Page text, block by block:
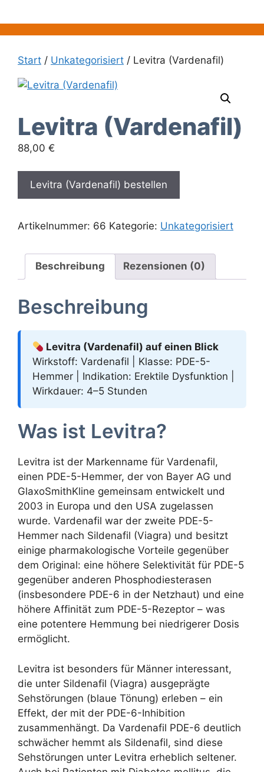
Inhalt
springen
Start / Unkategorisiert / Levitra (Vardenafil)
Levitra (Vardenafil)
88,00 €
Levitra (Vardenafil) bestellen
Artikelnummer: 66 Kategorie: Unkategorisiert
Beschreibung Rezensionen (0)
Beschreibung
Levitra (Vardenafil) auf einen Blick
Wirkstoff: Vardenafil | Klasse: PDE-5-
Hemmer | Indikation: Erektile Dysfunktion |
Wirkdauer: 4–5 Stunden
Was ist Levitra?
Levitra ist der Markenname für Vardenafil,
einen PDE-5-Hemmer, der von Bayer AG und
GlaxoSmithKline gemeinsam entwickelt und
2003 in Europa und den USA zugelassen
wurde. Vardenafil war der zweite PDE-5-
Hemmer nach Sildenafil (Viagra) und besitzt
einige pharmakologische Vorteile gegenüber
dem Original: eine höhere Selektivität für PDE-5
gegenüber anderen Phosphodiesterasen
(insbesondere PDE-6 in der Netzhaut) und eine
höhere Affinität zum PDE-5-Rezeptor – was
eine potentere Hemmung bei niedrigerer Dosis
ermöglicht.
Levitra ist besonders für Männer interessant,
die unter Sildenafil (Viagra) ausgeprägte
Sehstörungen (blaue Tönung) erleben – ein
Effekt, der mit der PDE-6-Inhibition
zusammenhängt. Da Vardenafil PDE-6 deutlich
schwächer hemmt als Sildenafil, sind diese
Sehstörungen unter Levitra erheblich seltener.